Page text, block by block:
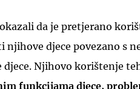
da je pretjerano
djece povezano s
djece. Njihovo korištenje
funkcijama djece,